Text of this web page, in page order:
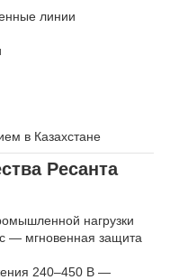
линии
в Казахстане
Ресанта
нагрузки
— мгновенная защита
240–450 В —